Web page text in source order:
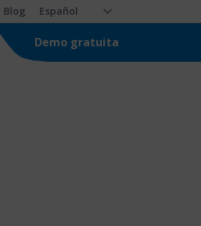
Blog Español
Demo gratuita